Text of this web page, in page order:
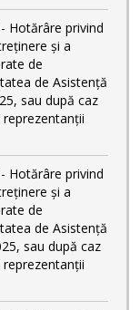
Hotărâre privind
și a
de
de Asistență
sau după caz
Hotărâre privind
și a
de
de Asistență
sau după caz